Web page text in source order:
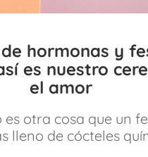
hormonas y
es nuestro
el amor
es otra cosa que un
lleno de cócteles